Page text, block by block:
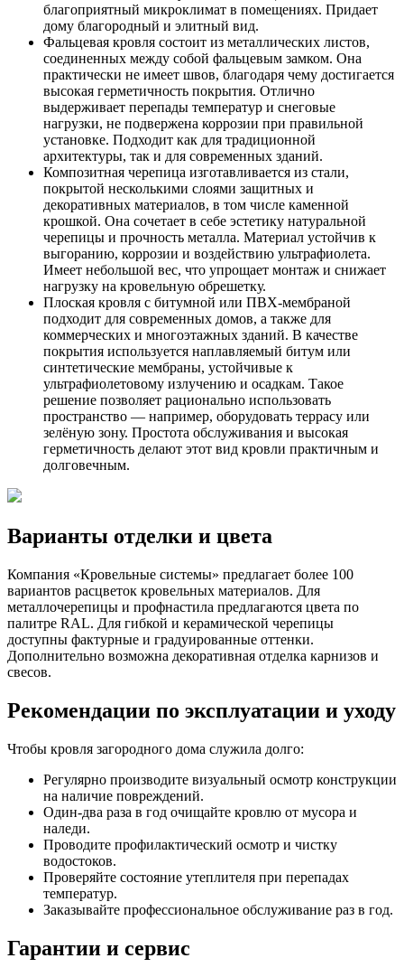
благоприятный микроклимат в помещениях. Придает
дому благородный и элитный вид.
Фальцевая кровля состоит из металлических листов,
соединенных между собой фальцевым замком. Она
практически не имеет швов, благодаря чему достигается
высокая герметичность покрытия. Отлично
выдерживает перепады температур и снеговые
нагрузки, не подвержена коррозии при правильной
установке. Подходит как для традиционной
архитектуры, так и для современных зданий.
Композитная черепица изготавливается из стали,
покрытой несколькими слоями защитных и
декоративных материалов, в том числе каменной
крошкой. Она сочетает в себе эстетику натуральной
черепицы и прочность металла. Материал устойчив к
выгоранию, коррозии и воздействию ультрафиолета.
Имеет небольшой вес, что упрощает монтаж и снижает
нагрузку на кровельную обрешетку.
Плоская кровля с битумной или ПВХ-мембраной
подходит для современных домов, а также для
коммерческих и многоэтажных зданий. В качестве
покрытия используется наплавляемый битум или
синтетические мембраны, устойчивые к
ультрафиолетовому излучению и осадкам. Такое
решение позволяет рационально использовать
пространство — например, оборудовать террасу или
зелёную зону. Простота обслуживания и высокая
герметичность делают этот вид кровли практичным и
долговечным.
Варианты отделки и цвета
Компания «Кровельные системы» предлагает более 100
вариантов расцветок кровельных материалов. Для
металлочерепицы и профнастила предлагаются цвета по
палитре RAL. Для гибкой и керамической черепицы
доступны фактурные и градуированные оттенки.
Дополнительно возможна декоративная отделка карнизов и
свесов.
Рекомендации по эксплуатации и уходу
Чтобы кровля загородного дома служила долго:
Регулярно производите визуальный осмотр конструкции
на наличие повреждений.
Один-два раза в год очищайте кровлю от мусора и
наледи.
Проводите профилактический осмотр и чистку
водостоков.
Проверяйте состояние утеплителя при перепадах
температур.
Заказывайте профессиональное обслуживание раз в год.
Гарантии и сервис